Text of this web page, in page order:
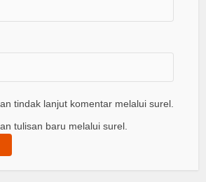
tindak lanjut komentar melalui surel.
tulisan baru melalui surel.